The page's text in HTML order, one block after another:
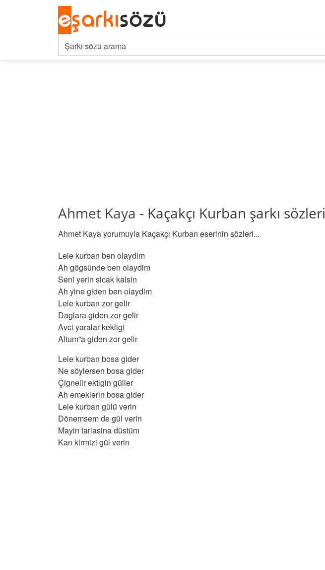
Ahmet Kaya - Kaçakçı Kurban şarkı sözleri
Ahmet Kayayorumuyla Kaçakçı Kurban eserinin sözleri...
Lele kurban ben olaydim
Ah gögsünde ben olaydim
Seni yerin sicak kalsin
Ah yine giden ben olaydim
Lele kurban zor gelir
Daglara giden zor gelir
Avci yaralar kekligi
Altum”a giden zor gelir
Lele kurban bosa gider
Ne söylersen bosa gider
Çignelir ektigin güller
Ah emeklerin bosa gider
Lele kurban gülü verin
Dönemsem de gül verin
Mayin tarlasina düstüm
Kan kirmizi gül verin